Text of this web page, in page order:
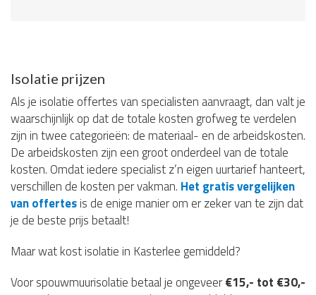
Isolatie prijzen
Als je isolatie offertes van specialisten aanvraagt, dan valt je
waarschijnlijk op dat de totale kosten grofweg te verdelen
zijn in twee categorieën: de materiaal- en de arbeidskosten.
De arbeidskosten zijn een groot onderdeel van de totale
kosten. Omdat iedere specialist z’n eigen uurtarief hanteert,
verschillen de kosten per vakman. Het gratis vergelijken
van offertesis de enige manier om er zeker van te zijn dat
je de beste prijs betaalt!
Maar wat kost isolatie in Kasterlee gemiddeld?
Voor spouwmuurisolatie betaal je ongeveer€15,- tot €30,-